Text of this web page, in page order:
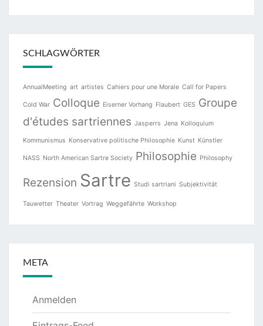
SCHLAGWÖRTER
AnnualMeeting art artistes Cahiers pour une Morale Call for Papers
Cold War Colloque Eiserner Vorhang Flaubert GES Groupe
d'études sartriennes Jasperrs Jena Kolloquium
Kommunismus Konservative politische Philosophie Kunst Künstler
NASS North American Sartre Society Philosophie Philosophy
Rezension Sartre Studi sartriani Subjektivität
Tauwetter Theater Vortrag Weggefährte Workshop
META
Anmelden